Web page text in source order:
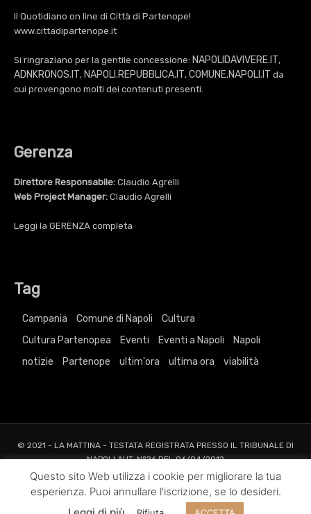
Il Quotidiano on line di Città di Partenope!
www.cittadipartenope.it
Si ringraziano per la gentile concessione: NAPOLIDAVIVERE.IT,
ADNKRONOS.IT, NAPOLI.REPUBBLICA.IT, COMUNE.NAPOLI.IT da
cui provengono molti dei contenuti presenti.
Gerenza
Direttore Responsabile: Claudio Agrelli
Web Project Manager: Claudio Agrelli
Leggi la GERENZA completa
Tag
Campania Comune di Napoli
Cultura
Cultura Partenopea
Eventi Eventi a Napoli
Napoli
notizie
Partenope ultim'ora ultima ora viabilità
© 2021 - LA MATTINA - TESTATA REGISTRATA PRESSO IL TRIBUNALE DI
NAPOLI AUT. N°26 DEL 06/04/2012
ALL RIGHTS RESERVED TO AGRELLI&BASTA SRL |Privacy|Cookie|
Societari
Pubblicità Grafica
Questo sito Web utilizza i cookie per migliorare la tua
esperienza. Puoi annullare l'iscrizione, se lo desideri.